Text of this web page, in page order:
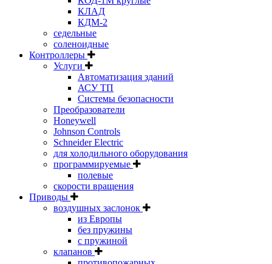
КЛАД
КДМ-2
седельные
соленоидные
Контроллеры
Услуги
Автоматизация зданий
АСУ ТП
Системы безопасности
Преобразователи
Honeywell
Johnson Controls
Schneider Electric
для холодильного оборудования
программируемые
полевые
скорости вращения
Приводы
воздушных заслонок
из Европы
без пружины
с пружиной
клапанов